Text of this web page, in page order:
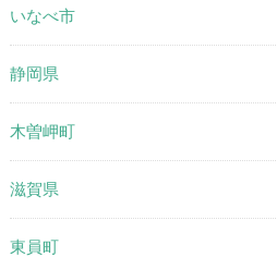
いなべ市
静岡県
木曽岬町
滋賀県
東員町